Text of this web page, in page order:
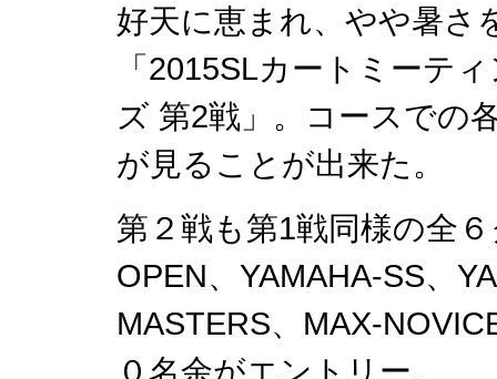
好天に恵まれ、やや暑さ
「2015SLカートミーテ
ズ 第2戦」。コースでの
が見ることが出来た。
第２戦も第1戦同様の全
OPEN、YAMAHA-SS、
MASTERS、MAX-
０名余がエントリー。